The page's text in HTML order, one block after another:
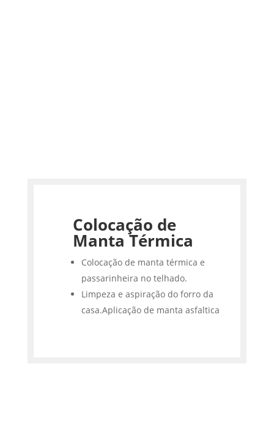
Colocação de
Manta Térmica
Colocação de manta térmica e
passarinheira no telhado.
Limpeza e aspiração do forro da
casa.Aplicação de manta asfaltica